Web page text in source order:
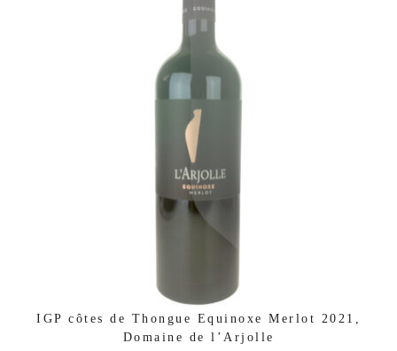
IGP côtes de Thongue Equinoxe Merlot 2021,
Domaine de l’Arjolle